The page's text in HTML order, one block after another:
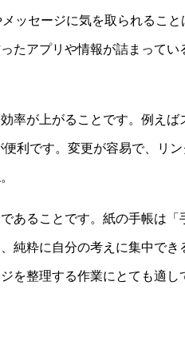
ッセージに気を取られるこ
たアプリや情報が詰まってい
率が上がることです。例えば
利です。変更が容易で、リ
あることです。紙の手帳は「
純粋に自分の考えに集中でき
を整理する作業にとても適し